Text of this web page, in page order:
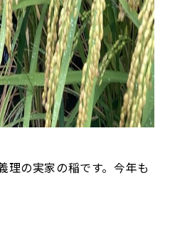
理の実家の稲です。今年も